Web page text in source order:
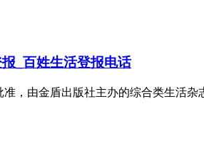
_百姓生活登报电话
，由金盾出版社主办的综合类生活